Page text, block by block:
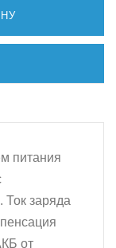
питания
Ток заряда
от